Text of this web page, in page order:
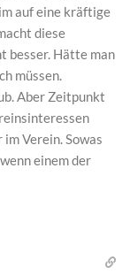
auf eine kräftige
diese
besser. Hätte man
müssen.
Aber Zeitpunkt
Verein. Sowas
einem der